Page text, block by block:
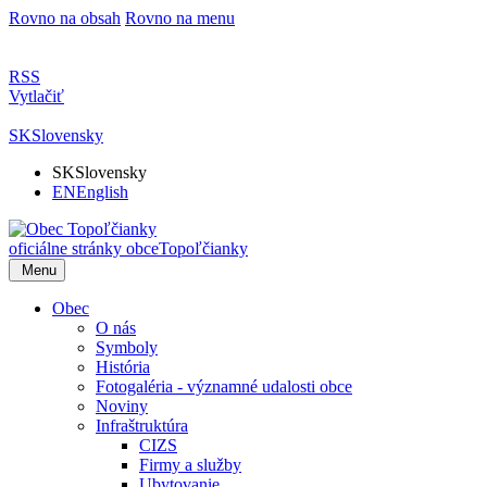
Rovno na obsah Rovno na menu
RSS
Vytlačiť
SKSlovensky
SKSlovensky
ENEnglish
oficiálne stránky obceTopoľčianky
Menu
Obec
O nás
Symboly
História
Fotogaléria - významné udalosti obce
Noviny
Infraštruktúra
CIZS
Firmy a služby